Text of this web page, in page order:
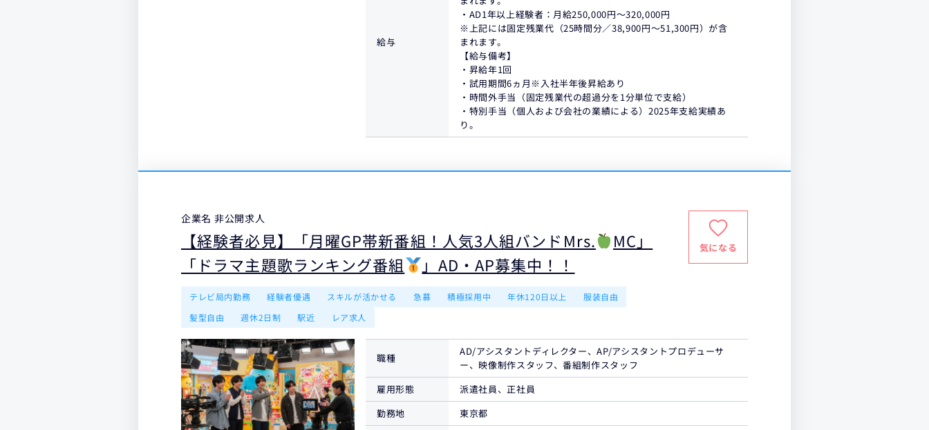
給与
・AD1年以上経験者：月給250,000円～320,000円
※上記には固定残業代（25時間分／38,900円～51,300円）が含
まれます。
【給与備考】
・昇給年1回
・試用期間6ヵ月※入社半年後昇給あり
・時間外手当（固定残業代の超過分を1分単位で支給）
・特別手当（個人および会社の業績による）2025年支給実績あ
り。
企業名 非公開求人
【経験者必見】「月曜GP帯新番組！人気3人組バンドMrs.
MC」
「ドラマ主題歌ランキング番組
」AD・AP募集中！！
テレビ局内勤務 経験者優遇 スキルが活かせる 急募 積極採用中 年休120日以上
服装自由
髪型自由
週休2日制 駅近 レア求人
気になる
職種
AD/アシスタントディレクター、AP/アシスタントプロデューサ
ー、映像制作スタッフ、番組制作スタッフ
雇用形態
派遣社員、正社員
勤務地
東京都